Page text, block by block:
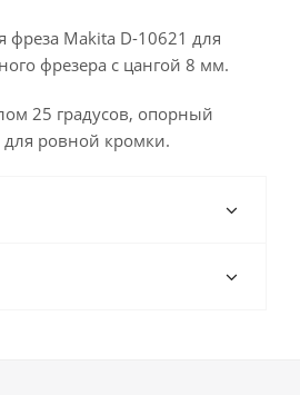
фреза Makita D-10621 для
фрезера с цангой 8 мм.
25 градусов, опорный
ровной кромки.